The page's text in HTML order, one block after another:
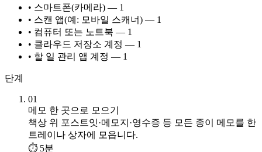
• 스마트폰(카메라) — 1
• 스캔 앱(예: 모바일 스캐너) — 1
• 컴퓨터 또는 노트북 — 1
• 클라우드 저장소 계정 — 1
• 할 일 관리 앱 계정 — 1
단계
01
메모 한 곳으로 모으기
책상 위 포스트잇·메모지·영수증 등 모든 종이 메모를 한
트레이나 상자에 모읍니다.
⏱ 5분